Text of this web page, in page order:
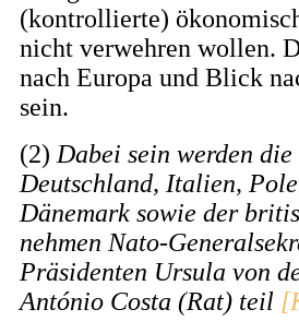
(kontrollierte)
nicht verwehren wollen.
nach Europa und Blick
sein.
(2) Dabei sein werden
Deutschland, Italien,
Dänemark sowie der
nehmen Nato-
Präsidenten Ursula von
António Costa (Rat) teil